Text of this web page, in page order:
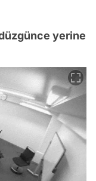
yerine